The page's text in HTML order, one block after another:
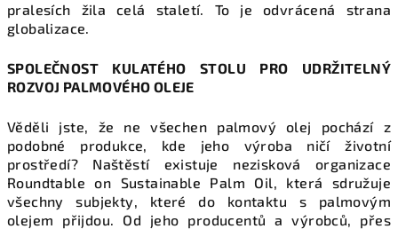
pralesích žila celá staletí. To je odvrácená strana
globalizace.
SPOLEČNOST KULATÉHO STOLU PRO UDRŽITELNÝ
ROZVOJ PALMOVÉHO OLEJE
Věděli jste, že ne všechen palmový olej pochází z
podobné produkce, kde jeho výroba ničí životní
prostředí? Naštěstí existuje nezisková organizace
Roundtable on Sustainable Palm Oil, která sdružuje
všechny subjekty, které do kontaktu s palmovým
olejem přijdou. Od jeho producentů a výrobců, přes